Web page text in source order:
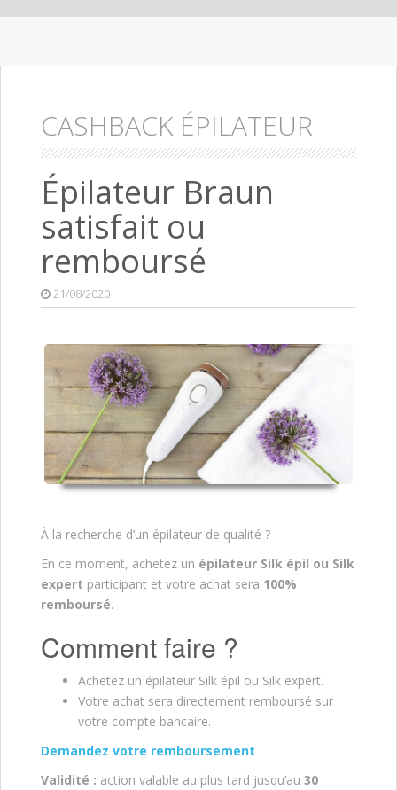
CASHBACK ÉPILATEUR
Épilateur Braun
satisfait ou
remboursé
21/08/2020
À la recherche d’un épilateur de qualité ?
En ce moment, achetez un épilateur Silk épil ou Silk
expert participant et votre achat sera 100%
remboursé.
Comment faire ?
Achetez un épilateur Silk épil ou Silk expert.
Votre achat sera directement remboursé sur
votre compte bancaire.
Demandez votre remboursement
Validité : action valable au plus tard jusqu’au 30